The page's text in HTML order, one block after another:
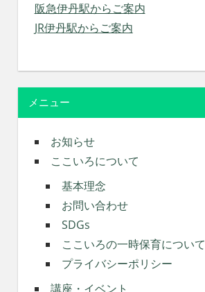
阪急伊丹駅からご案内
JR伊丹駅からご案内
メニュー
お知らせ
ここいろについて
基本理念
お問い合わせ
SDGs
ここいろの一時保育について
プライバシーポリシー
講座・イベント